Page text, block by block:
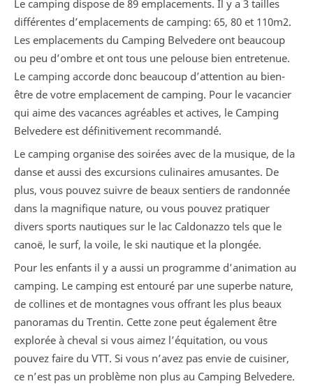
Le camping dispose de 89 emplacements. Il y a 3 tailles
différentes d’emplacements de camping: 65, 80 et 110m2.
Les emplacements du Camping Belvedere ont beaucoup
ou peu d’ombre et ont tous une pelouse bien entretenue.
Le camping accorde donc beaucoup d’attention au bien-
être de votre emplacement de camping. Pour le vacancier
qui aime des vacances agréables et actives, le Camping
Belvedere est définitivement recommandé.
Le camping organise des soirées avec de la musique, de la
danse et aussi des excursions culinaires amusantes. De
plus, vous pouvez suivre de beaux sentiers de randonnée
dans la magnifique nature, ou vous pouvez pratiquer
divers sports nautiques sur le lac Caldonazzo tels que le
canoë, le surf, la voile, le ski nautique et la plongée.
Pour les enfants il y a aussi un programme d’animation au
camping. Le camping est entouré par une superbe nature,
de collines et de montagnes vous offrant les plus beaux
panoramas du Trentin. Cette zone peut également être
explorée à cheval si vous aimez l’équitation, ou vous
pouvez faire du VTT. Si vous n’avez pas envie de cuisiner,
ce n’est pas un problème non plus au Camping Belvedere.